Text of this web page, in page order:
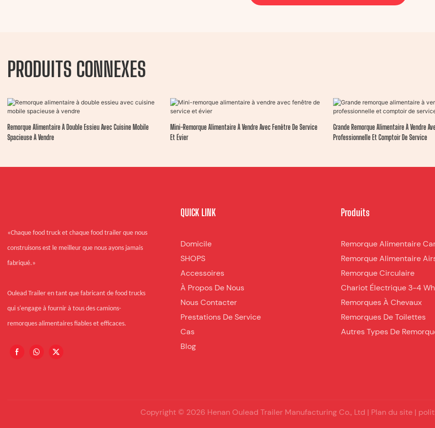
PRODUITS CONNEXES
Remorque Alimentaire À Double Essieu Avec Cuisine Mobile
Spacieuse À Vendre
Mini-Remorque Alimentaire À Vendre Avec Fenêtre De Service
Et Évier
Grande Remorque Alimentaire À Vendre
Professionnelle Et Comptoir De Service
«Chaque food truck et chaque food trailer que nous
construisons est le meilleur que nous ayons jamais
fabriqué.»
Oulead Trailer en tant que fabricant de food trucks
qui s'engage à fournir à tous des camions-
remorques alimentaires fiables et efficaces.
QUICK LINK
Domicile
SHOPS
Accessoires
À Propos De Nous
Nous Contacter
Prestations De Service
Cas
Blog
Produits
Remorque Alimentaire
Remorque Alimentaire
Remorque Circulaire
Chariot Électrique 3-4
Remorques À Chevaux
Remorques De Toilettes
Autres Types De
Copyright © 2026 Henan Oulead Trailer Manufacturing Co., Ltd | Plan du site |